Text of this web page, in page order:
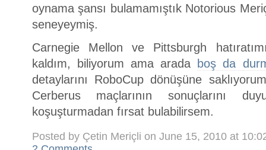
oynama şansı bulamamıştık Notorious
seneyeymiş.
Carnegie Mellon ve Pittsburgh
kaldım, biliyorum ama arada
boş da
detaylarını RoboCup dönüşüne
Cerberus maçlarının sonuçlarını
koşuşturmadan fırsat bulabilirsem.
Posted by Çetin Meriçli on June 15, 2010 at